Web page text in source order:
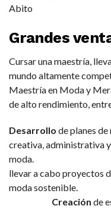
Abito
Grandes
Cursar una maestría,
mundo altamente
Maestría en Moda y
de alto rendimiento,
Desarrollo de planes
creativa, administrativa
llevar a cabo proyectos
moda
Creación de